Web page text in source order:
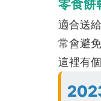
零食餅
適合送
常會避
這裡有